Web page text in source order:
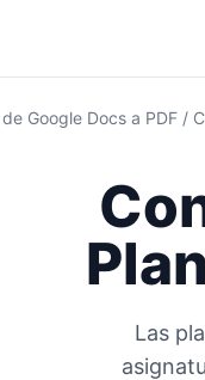
Google Docs a PDF /
Plan
Las